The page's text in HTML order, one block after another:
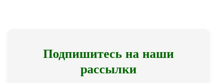
Подпишитесь на наши
рассылки